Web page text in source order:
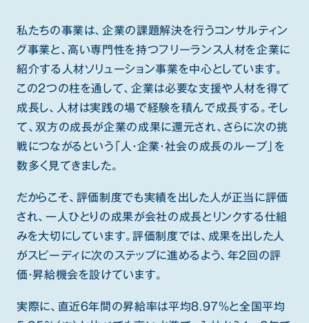
04 DXコンサルタント
05 プロジェクトマネジメントコンサルタント
社員の話を聞いてみる
私たちの事業は、企業の課題解決を行うコンサルティン
グ事業と、高い専門性を持つフリーランス人材を企業に
紹介する人材ソリューション事業を中心としています。
この2つの柱を通して、企業は必要な支援や人材を得て
成長し、人材は実践の場で経験を積んで成長する。そし
て、双方の成長が企業の成果に還元され、さらに次の挑
戦につながるという「人・企業・社会の成長のループ」を
数多く見てきました。
だからこそ、評価制度でも実績を出した人が正当に評価
され、一人ひとりの成果が会社の成長とリンクする仕組
みを大切にしています。評価制度では、成果を出した人
がスピーディに次のステップに進めるよう、年2回の評
価・昇給機会を設けています。
実際に、直近6年間の昇給率は平均8.97%と全国平均